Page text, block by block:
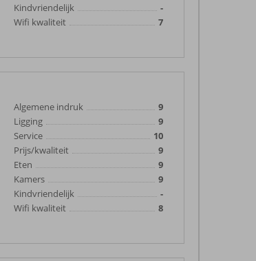
Kindvriendelijk
-
Wifi kwaliteit
7
Algemene indruk
9
Ligging
9
Service
10
Prijs/kwaliteit
9
Eten
9
Kamers
9
Kindvriendelijk
-
Wifi kwaliteit
8